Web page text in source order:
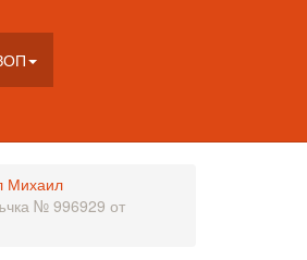
Михаил
№ 996929 от